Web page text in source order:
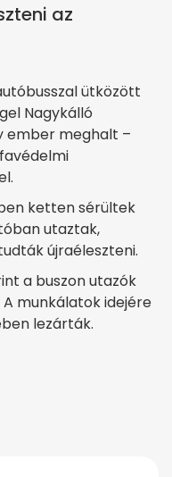
az
ütközött
Nagykálló
ember meghalt –
ketten sérültek
utaztak,
újraéleszteni.
a buszon utazók
munkálatok idejére
lezárták.